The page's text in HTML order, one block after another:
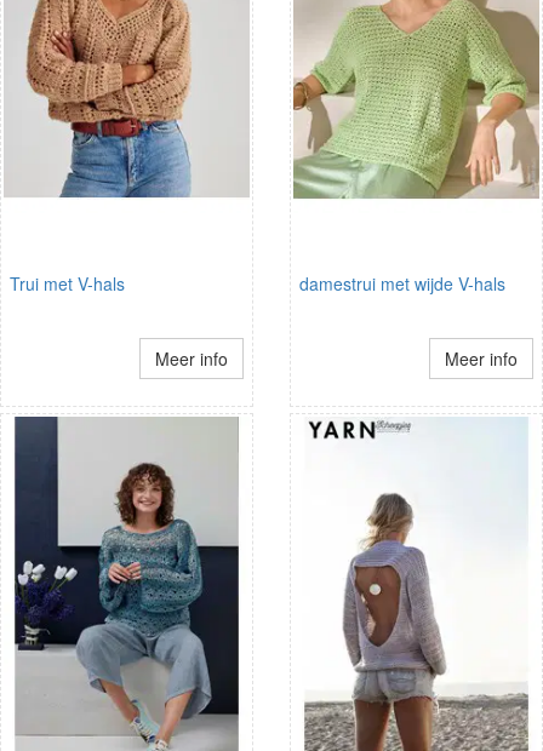
Trui met V-hals
Meer info
damestrui met wijde V-hals
Meer info